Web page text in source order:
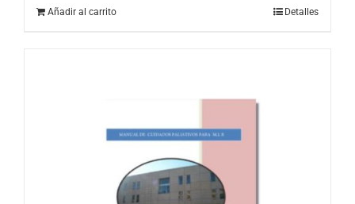
Añadir al carrito Detalles